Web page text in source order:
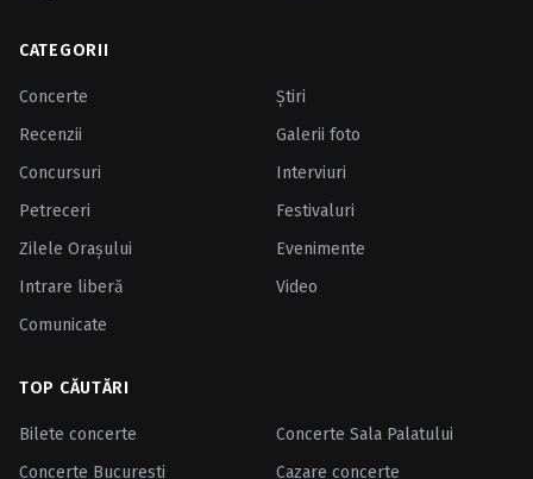
CATEGORII
Concerte
Ştiri
Recenzii
Galerii foto
Concursuri
Interviuri
Petreceri
Festivaluri
Zilele Oraşului
Evenimente
Intrare liberă
Video
Comunicate
TOP CĂUTĂRI
Bilete concerte
Concerte Sala Palatului
Concerte Bucuresti
Cazare concerte